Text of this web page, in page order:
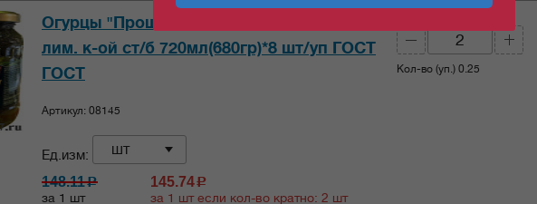
Огурцы "Прошу к Столу!" корнишоны с
лим. к-ой ст/б 720мл(680гр)*8 шт/уп ГОСТ
ГОСТ
Артикул: 08145
Ед.изм: шт
148.11c
за 1 шт
145.74c
за 1 шт если кол-во кратно: 2 шт
Кол-во (уп.) 0.25